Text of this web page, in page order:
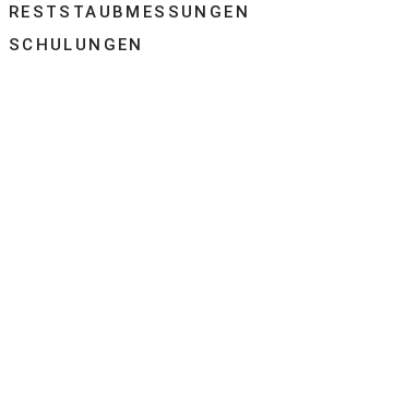
RESTSTAUBMESSUNGEN
SCHULUNGEN